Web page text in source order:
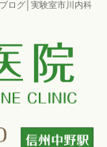
ログ│実験室市川内科